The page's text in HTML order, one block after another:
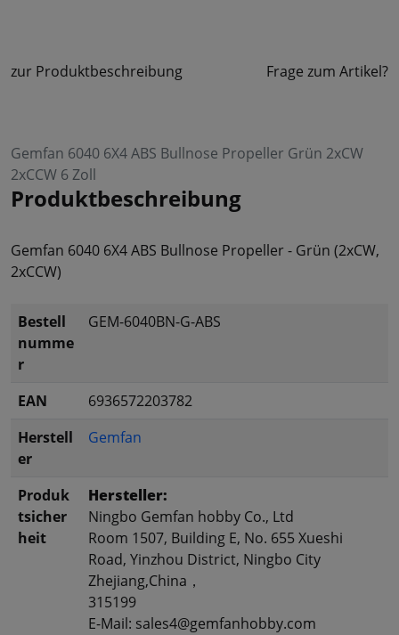
zur Produktbeschreibung Frage zum Artikel?
Gemfan 6040 6X4 ABS Bullnose Propeller Grün 2xCW
2xCCW 6 Zoll
Produktbeschreibung
Gemfan 6040 6X4 ABS Bullnose Propeller - Grün (2xCW,
2xCCW)
Bestell
numme
r
GEM-6040BN-G-ABS
EAN
6936572203782
Herstell
er
Gemfan
Produk
tsicher
heit
Hersteller:
Ningbo Gemfan hobby Co., Ltd
Room 1507, Building E, No. 655 Xueshi
Road, Yinzhou District, Ningbo City
Zhejiang,China，
315199
E-Mail: sales4@gemfanhobby.com